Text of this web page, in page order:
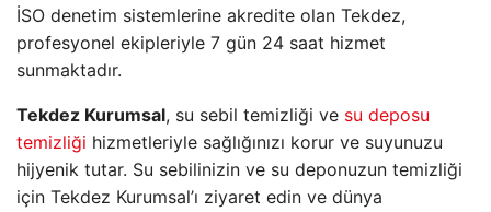
İSO denetim sistemlerine akredite olan Tekdez,
profesyonel ekipleriyle 7 gün 24 saat hizmet
sunmaktadır.
Tekdez Kurumsal, su sebil temizliği ve su deposu
temizliği hizmetleriyle sağlığınızı korur ve suyunuzu
hijyenik tutar. Su sebilinizin ve su deponuzun temizliği
için Tekdez Kurumsal’ı ziyaret edin ve dünya